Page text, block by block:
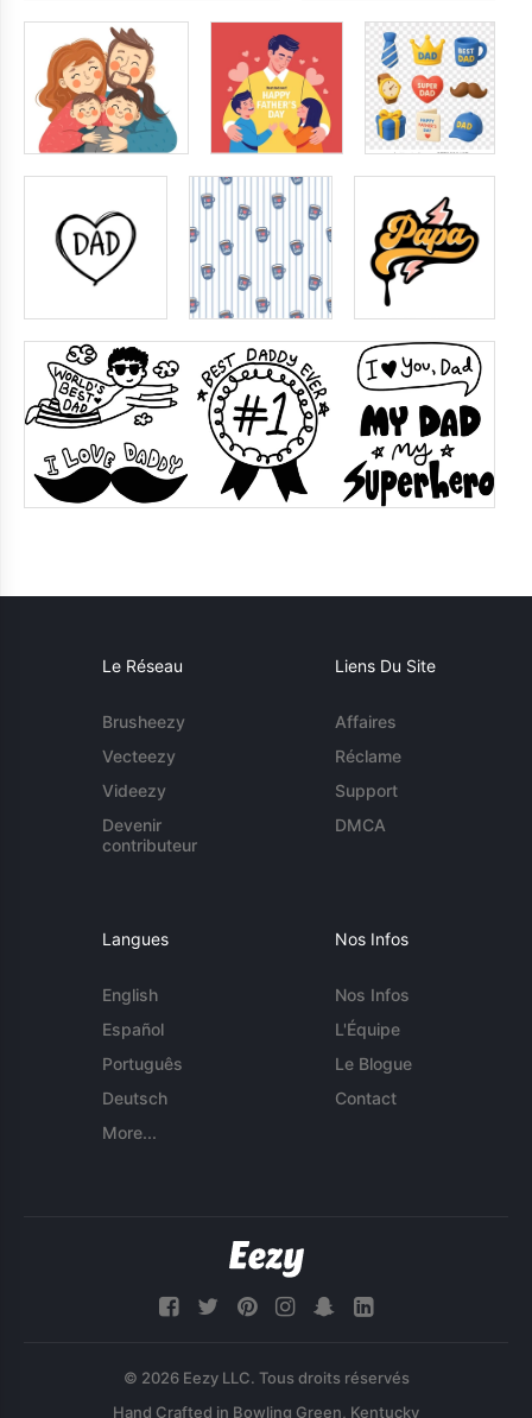
Le Réseau
Brusheezy
Vecteezy
Videezy
Devenir
contributeur
Liens Du Site
Affaires
Réclame
Support
DMCA
Langues
English
Español
Português
Deutsch
More...
Nos Infos
Nos Infos
L'Équipe
Le Blogue
Contact
© 2026 Eezy LLC. Tous droits réservés